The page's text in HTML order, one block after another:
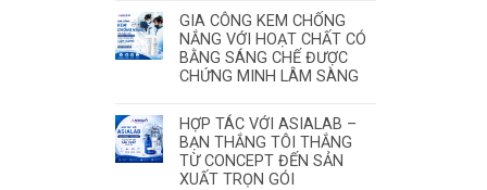
GIA CÔNG KEM CHỐNG
NẮNG VỚI HOẠT CHẤT CÓ
BẰNG SÁNG CHẾ ĐƯỢC
CHỨNG MINH LÂM SÀNG
HỢP TÁC VỚI ASIALAB –
BẠN THẮNG TÔI THẮNG
TỪ CONCEPT ĐẾN SẢN
XUẤT TRỌN GÓI